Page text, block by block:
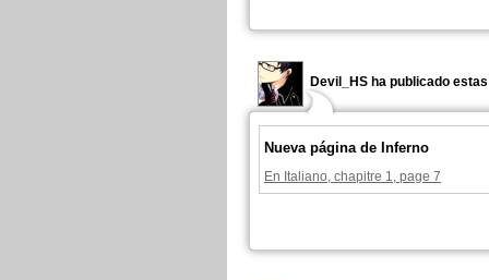
Devil_HS ha publicado
Nueva página de Inferno
En Italiano, chapitre 1, page 7